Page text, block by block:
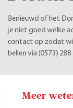
Benieuwd of het
je niet goed welke
contact op zodat wij
bellen via (0573)
Meer